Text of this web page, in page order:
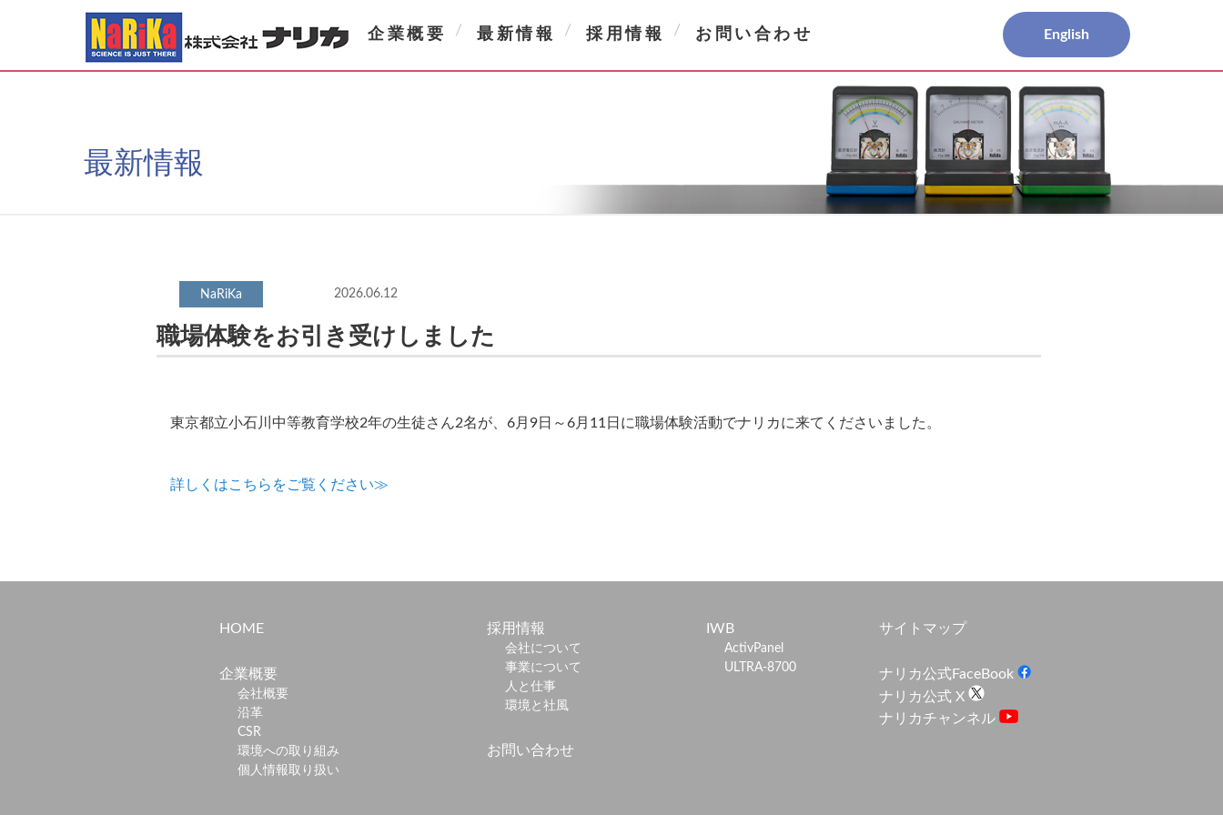
企業概要 最新情報 採用情報 お問い合わせ English
最新情報
2026.06.12
職場体験をお引き受けしました
東京都立小石川中等教育学校2年の生徒さん2名が、6月9日～6月11日に職場体験活動でナリカに来てくださいました。
詳しくはこちらをご覧ください≫
HOME
企業概要
会社概要
沿革
CSR
環境への取り組み
個人情報取り扱い
採用情報
会社について
事業について
人と仕事
環境と社風
お問い合わせ
IWB
ActivPanel
ULTRA-8700
サイトマップ
ナリカ公式FaceBook
ナリカ公式 X
ナリカチャンネル